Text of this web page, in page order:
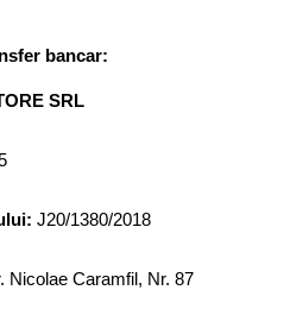
bancar:
SRL
J20/1380/2018
Nicolae Caramfil, Nr. 87